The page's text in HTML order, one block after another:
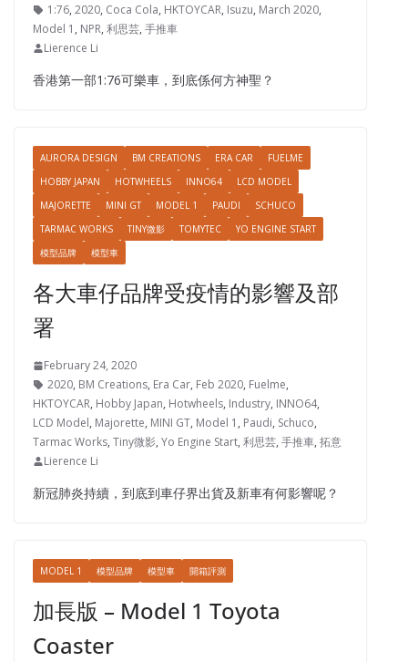
1:76, 2020, Coca Cola, HKTOYCAR, Isuzu, March 2020,
Model 1 , NPR, 利思芸, 手推車
Lierence Li
香港第一部1:76可樂車，到底係何方神聖？
AURORA DESIGN BM CREATIONS ERA CAR
FUELME
HOBBY JAPAN
HOTWHEELS INNO64
LCD MODEL
MAJORETTE
MINI GT MODEL 1 PAUDI
SCHUCO
TARMAC WORKS
TINY微影 TOMYTEC
YO ENGINE START
模型品牌
模型車
各大車仔品牌受疫情的影響及部
署
February 24, 2020
2020, BM Creations, Era Car, Feb 2020, Fuelme,
HKTOYCAR, Hobby Japan, Hotwheels, Industry, INNO64,
LCD Model, Majorette, MINI GT, Model 1 , Paudi, Schuco,
Tarmac Works, Tiny微影, Yo Engine Start, 利思芸, 手推車, 拓意
Lierence Li
新冠肺炎持續，到底到車仔界出貨及新車有何影響呢？
MODEL 1 模型品牌 模型車 開箱評測
加長版 – Model 1 Toyota
Coaster